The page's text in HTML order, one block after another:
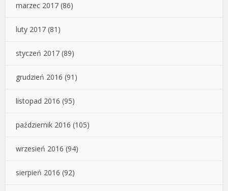
marzec 2017 (86)
luty 2017 (81)
styczeń 2017 (89)
grudzień 2016 (91)
listopad 2016 (95)
październik 2016 (105)
wrzesień 2016 (94)
sierpień 2016 (92)